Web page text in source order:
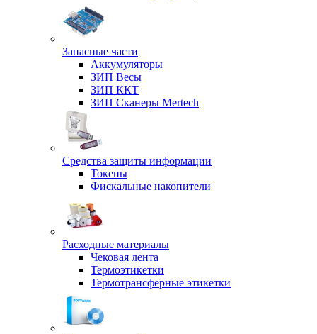
Запасные части
Аккумуляторы
ЗИП Весы
ЗИП ККТ
ЗИП Сканеры Mertech
Средства защиты информации
Токены
Фискальные накопители
Расходные материалы
Чековая лента
Термоэтикетки
Термотрансферные этикетки